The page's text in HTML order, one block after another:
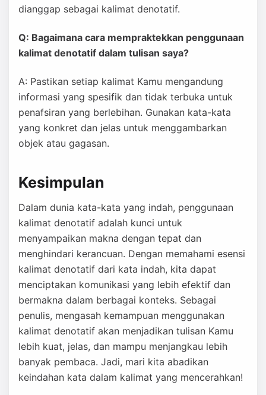
dianggap sebagai kalimat denotatif.
Q: Bagaimana cara mempraktekkan penggunaan
kalimat denotatif dalam tulisan saya?
A: Pastikan setiap kalimat Kamu mengandung
informasi yang spesifik dan tidak terbuka untuk
penafsiran yang berlebihan. Gunakan kata-kata
yang konkret dan jelas untuk menggambarkan
objek atau gagasan.
Kesimpulan
Dalam dunia kata-kata yang indah, penggunaan
kalimat denotatif adalah kunci untuk
menyampaikan makna dengan tepat dan
menghindari kerancuan. Dengan memahami esensi
kalimat denotatif dari kata indah, kita dapat
menciptakan komunikasi yang lebih efektif dan
bermakna dalam berbagai konteks. Sebagai
penulis, mengasah kemampuan menggunakan
kalimat denotatif akan menjadikan tulisan Kamu
lebih kuat, jelas, dan mampu menjangkau lebih
banyak pembaca. Jadi, mari kita abadikan
keindahan kata dalam kalimat yang mencerahkan!